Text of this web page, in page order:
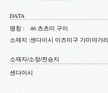
DATA
명칭 :
46 츠츠미 구이
소재지 :센다이시 이즈미구 가미야가
소재지/소장/전승지
센다이시